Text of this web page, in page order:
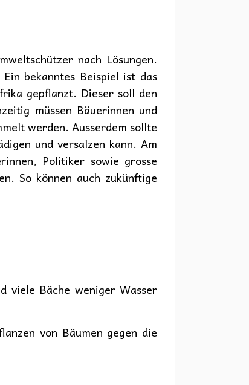
nach Lösungen.
bekanntes Beispiel ist das
gepflanzt. Dieser soll den
müssen Bäuerinnen und
werden. Ausserdem sollte
und versalzen kann. Am
Politiker sowie grosse
So können auch zukünftige
viele Bäche weniger Wasser
von Bäumen gegen die